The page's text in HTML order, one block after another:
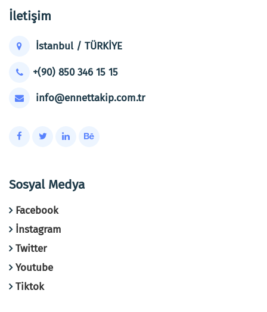
İletişim
İstanbul / TÜRKİYE
+(90) 850 346 15 15
info@ennettakip.com.tr
Sosyal Medya
Facebook
İnstagram
Twitter
Youtube
Tiktok